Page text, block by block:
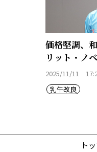
価格堅調、
リット・ノ
2025/11/11
乳牛改良
ト